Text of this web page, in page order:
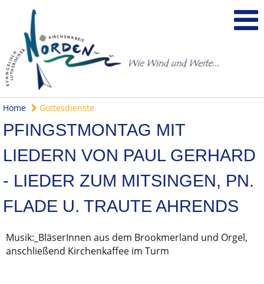
Home Gottesdienste
PFINGSTMONTAG MIT
LIEDERN VON PAUL GERHARD
- LIEDER ZUM MITSINGEN, PN.
FLADE U. TRAUTE AHRENDS
Musik:_BläserInnen aus dem Brookmerland und Orgel,
anschließend Kirchenkaffee im Turm